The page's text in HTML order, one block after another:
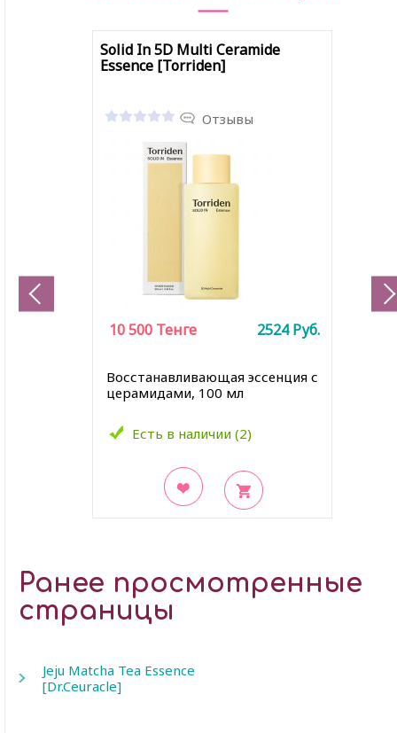
Solid In 5D Multi Ceramide
Essence [Torriden]
Отзывы
Восстанавливающая эссенция с
церамидами, 100 мл
Есть в наличии (2)
10 500 Тенге 2524Руб.
Ранее просмотренные
страницы
Jeju Matcha Tea Essence
[Dr.Ceuracle]